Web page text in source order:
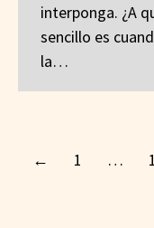
interponga. ¿A
sencillo es
la…
← 1 …